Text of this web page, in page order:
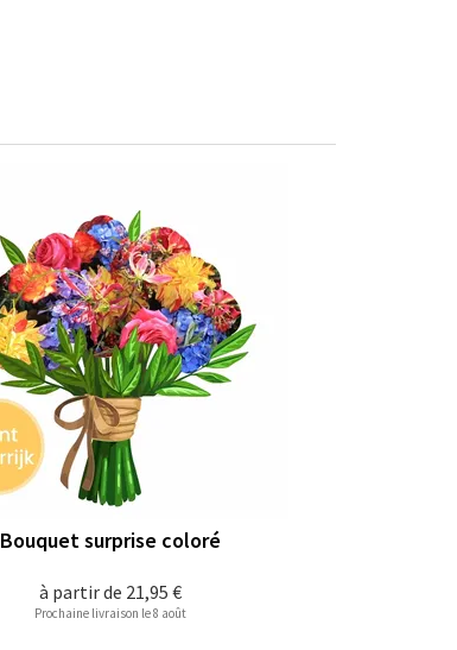
à partir de 21,95 €
Bouquet surprise coloré
Prochaine livraison le 8 août